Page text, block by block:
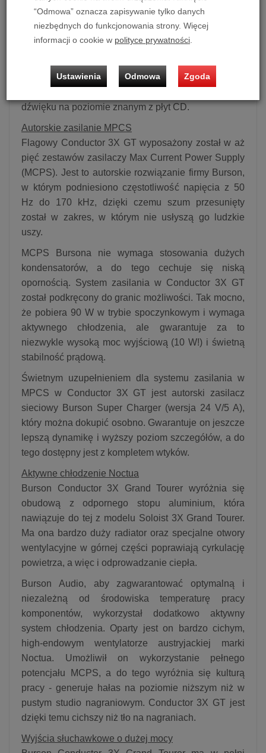
Burson Audio zadbał do tego o markowy odbiornik
Bluetooth CSR8675 firmy Qualcomm, co umożliwia
bezprzewodowe przesyłanie dźwięku do Conductora
obsługuje standard Bluetooth 5.0 oraz kodeki audio
dźwięku na poziomie znanym z płyt CD.
Autorskie zasilanie MPCS
Flagowy Conductor 3X GT wyposażony został w aż
pięć zestawów zasilaczy Max Current Power Supply
(MCPS). Jest to autorskie rozwiązanie firmy Burson,
w którym podniesiono częstotliwość napięcia z 50
Hz do 170 kHz, dzięki czemu szum przesunięty
został w zakres, w którym nie usłyszą go ludzkie
uszy.
MCPS Bursona nie wymaga stosowania dużych
kondensatorów, a do tego cechuje się niską
opornością. System zasilania w Conductor 3X GT
został podkręcony do granic możliwości. Tak mocno,
że pobiera 90 W w trybie spoczynkowym i wymaga
aktywnego chłodzenia, ale gwarantuje za to
niezwykle wysoką moc wyjściową (10 W!) i świetną
stabilność prądową.
Świetnym uzupełnieniem dla systemu zasilania w
MPCS w Conductor 3X GT jest autorski zasilacz
sieciowy Burson Super Charger (wersja 24 V/5 A),
który można dokupić osobno. Gwarantuje on jeszcze
lepszą dynamikę i wyższy poziom szczegółów, a do
tego dostępny jest z kompletem wtyków.
Aktywne chłodzenie Noctua
Burson Conductor 3X Grand Tourer wyróżnia się
obudową z odpornego stopu aluminium, która
nawiązuje do tej z modelu Soloist 3X Grand Tourer.
Ma ona bardzo duży radiator oraz specjalne otwory
wentylacyjne w górnej części poprawiają cyrkulację
powietrza, a więc i odprowadzanie ciepła.
Burson Audio, aby zagwarantować optymalną i
niezależną od środowiska temperaturę pracy
komponentów, wykorzystał dodatkowo aktywny
system chłodzenia. Oparty jest on bardzo cichym,
high-endowym wentylatorze austryjackiej marki
Noctua. Umożliwił on wykorzystanie pełnego
potencjału MCPS, a do tego wyróżnia się kulturą
pracy - generuje hałas na poziomie niższym niż w
pustym studio nagraniowym. Conductor 3X GT jest
dzięki temu cichszy niż tło na nagraniach.
Wyjścia słuchawkowe o dużej mocy
“Odmowa” oznacza zapisywanie tylko danych
niezbędnych do funkcjonowania strony. Więcej
informacji o cookie w polityce prywatności.
Ustawienia Odmowa Zgoda